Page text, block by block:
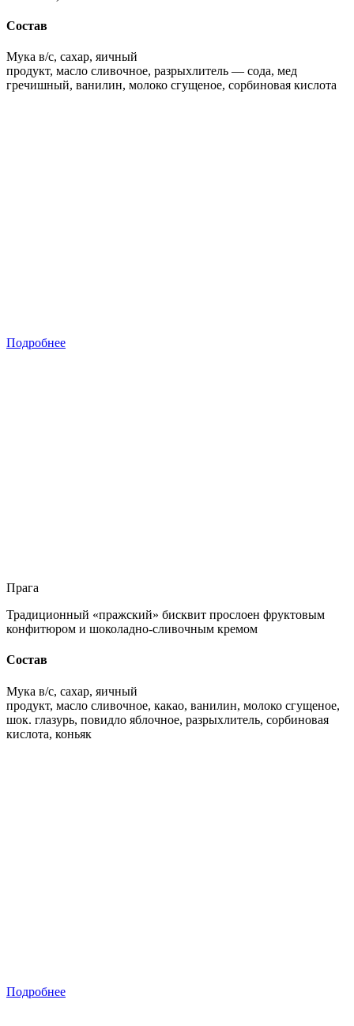
Состав
Мука в/с, сахар, яичный
продукт, масло сливочное, разрыхлитель — сода, мед
гречишный, ванилин, молоко сгущеное, сорбиновая кислота
Подробнее
Прага
Традиционный «пражский» бисквит прослоен фруктовым
конфитюром и шоколадно-сливочным кремом
Состав
Мука в/с, сахар, яичный
продукт, масло сливочное, какао, ванилин, молоко сгущеное,
шок. глазурь, повидло яблочное, разрыхлитель, сорбиновая
кислота, коньяк
Подробнее